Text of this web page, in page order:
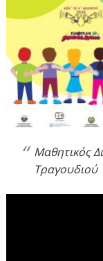
Μαθητικός
Τραγουδιού